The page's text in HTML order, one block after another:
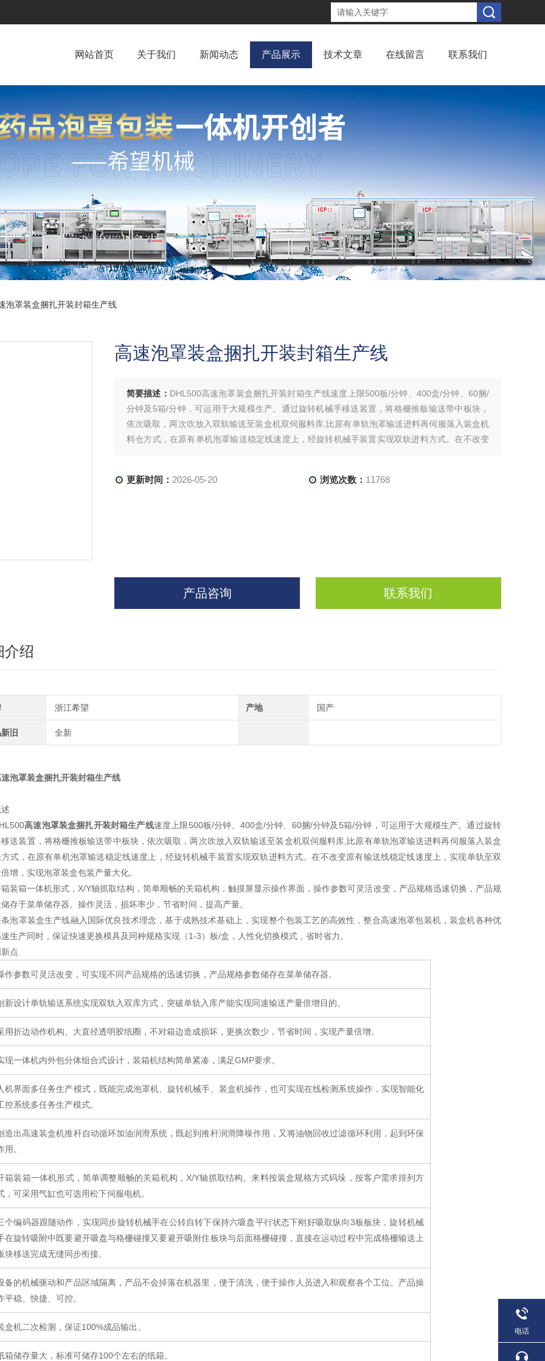
网站首页 关于我们 新闻动态 产品展示 技术文章 在线留言 联系我们
泡罩装盒捆扎开装封箱生产线
高速泡罩装盒捆扎开装封箱生产线
简要描述： DHL500高速泡罩装盒捆扎开装封箱生产线速度上限500板/分钟、400盒/分钟、60捆/
分钟及5箱/分钟，可运用于大规模生产。通过旋转机械手移送装置，将格栅推板输送带中板块，
依次吸取，两次吹放入双轨输送至装盒机双伺服料库,比原有单轨泡罩输送进料再伺服落入装盒机
料仓方式，在原有单机泡罩输送稳定线速度上，经旋转机械手装置实现双轨进料方式。在不改变
更新时间： 2026-05-20 浏览次数： 11768
产品咨询 联系我们
介绍
浙江希望 产地 国产
旧 全新
泡罩装盒捆扎开装封箱生产线
高速泡罩装盒捆扎开装封箱生产线速度上限500板/分钟、400盒/分钟、60捆/分钟及5箱/分钟，可运用于大规模生产。通过旋转
送装置，将格栅推板输送带中板块，依次吸取，两次吹放入双轨输送至装盒机双伺服料库,比原有单轨泡罩输送进料再伺服落入装盒
式，在原有单机泡罩输送稳定线速度上，经旋转机械手装置实现双轨进料方式。在不改变原有输送线稳定线速度上，实现单轨至双
增，实现泡罩装盒包装产量大化。
装箱一体机形式，X/Y轴抓取结构，简单顺畅的关箱机构，触摸屏显示操作界面，操作参数可灵活改变，产品规格迅速切换，产品规
存于菜单储存器。操作灵活，损坏率少，节省时间，提高产量。
泡罩装盒生产线融入国际优良技术理念，基于成熟技术基础上，实现整个包装工艺的高效性，整合高速泡罩包装机，装盒机各种优
生产同时，保证快速更换模具及同种规格实现（1-3）板/盒，人性化切换模式，省时省力。
点
作参数可灵活改变，可实现不同产品规格的迅速切换，产品规格参数储存在菜单储存器。
新设计单轨输送系统实现双轨入双库方式，突破单轨入库产能实现同速输送产量倍增目的。
用折边动作机构、大直径透明胶纸圈，不对箱边造成损坏，更换次数少，节省时间，实现产量倍增。
现一体机内外包分体组合式设计，装箱机结构简单紧凑，满足GMP要求。
机界面多任务生产模式，既能完成泡罩机、旋转机械手、装盒机操作，也可实现在线检测系统操作，实现智能化
控系统多任务生产模式。
造出高速装盒机推杆自动循环加油润滑系统，既起到推杆润滑降噪作用，又将油物回收过滤循环利用，起到环保
用。
箱装箱一体机形式，简单调整顺畅的关箱机构，X/Y轴抓取结构。来料按装盒规格方式码垛，按客户需求排列方
，可采用气缸也可选用松下伺服电机。
个编码器跟随动作，实现同步旋转机械手在公转自转下保持六吸盘平行状态下刚好吸取纵向3板板块，旋转机械
在旋转吸附中既要避开吸盘与格栅碰撞又要避开吸附住板块与后面格栅碰撞，直接在运动过程中完成格栅输送上
块移送完成无缝同步衔接。
备的机械驱动和产品区域隔离，产品不会掉落在机器里，便于清洗，便于操作人员进入和观察各个工位。产品操
平稳、快捷、可控。
盒机二次检测，保证100%成品输出。
箱储存量大，标准可储存100个左右的纸箱。
电话